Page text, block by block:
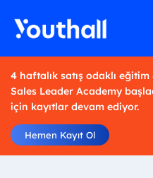
4 haftalık satış odaklı
Sales Leader Academy
için kayıtlar devam ediyor.
Hemen Kayıt Ol